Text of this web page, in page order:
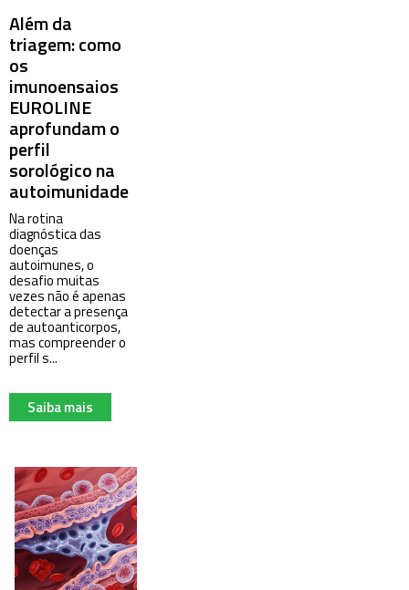
Além da
triagem: como
os
imunoensaios
EUROLINE
aprofundam o
perfil
sorológico na
autoimunidade
Na rotina
diagnóstica das
doenças
autoimunes, o
desafio muitas
vezes não é apenas
detectar a presença
de autoanticorpos,
mas compreender o
perfil s...
Saiba mais